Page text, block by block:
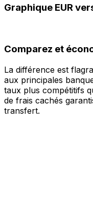
Graphique EUR
Comparez et
La différence est
aux principales
taux plus compétitifs
de frais cachés
transfert.